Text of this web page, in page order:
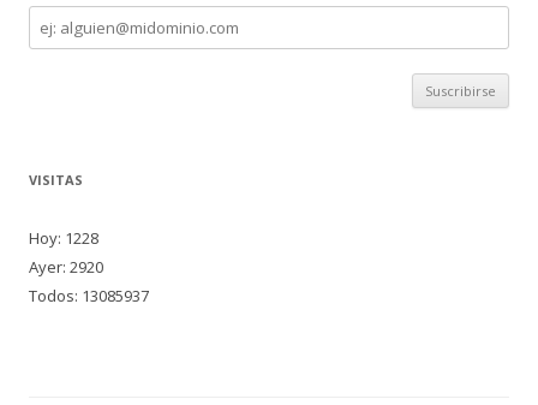
Dirección
de
correo
VISITAS
Hoy: 1228
Ayer: 2920
Todos: 13085937